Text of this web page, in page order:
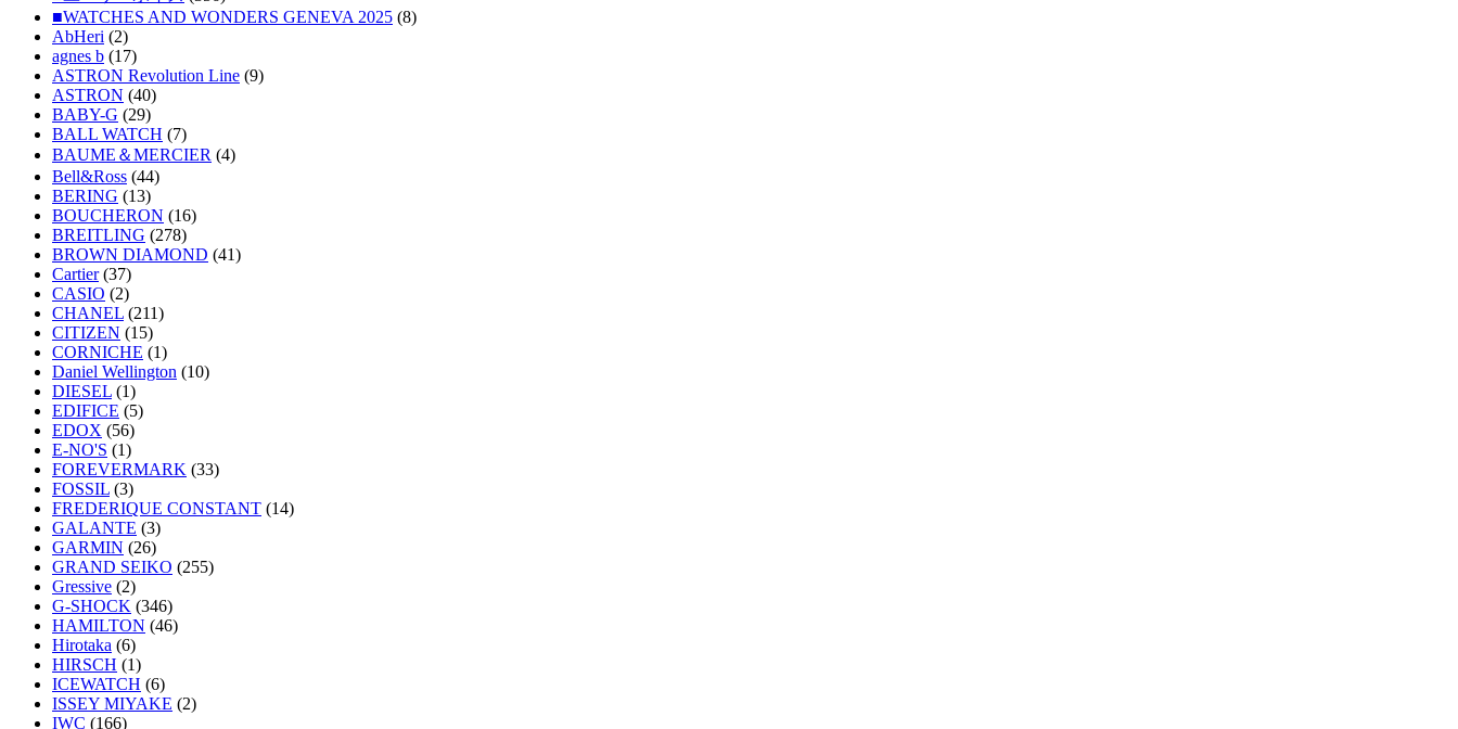
■WATCHES AND WONDERS GENEVA 2025 (8)
AbHeri (2)
agnes b (17)
ASTRON Revolution Line (9)
ASTRON (40)
BABY-G (29)
BALL WATCH (7)
BAUME＆MERCIER (4)
Bell&Ross (44)
BERING (13)
BOUCHERON (16)
BREITLING (278)
BROWN DIAMOND (41)
Cartier(37)
CASIO (2)
CHANEL (211)
CITIZEN (15)
CORNICHE (1)
Daniel Wellington (10)
DIESEL (1)
EDIFICE (5)
EDOX (56)
E-NO'S (1)
FOREVERMARK (33)
FOSSIL (3)
FREDERIQUE CONSTANT (14)
GALANTE (3)
GARMIN (26)
GRAND SEIKO (255)
Gressive (2)
G-SHOCK (346)
HAMILTON (46)
Hirotaka (6)
HIRSCH (1)
ICEWATCH (6)
ISSEY MIYAKE (2)
IWC (166)